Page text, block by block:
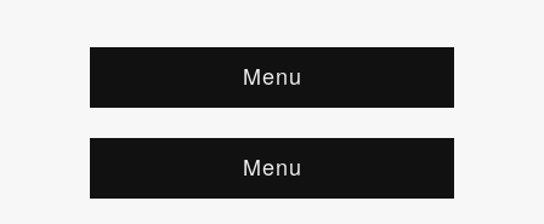
Menu
Menu